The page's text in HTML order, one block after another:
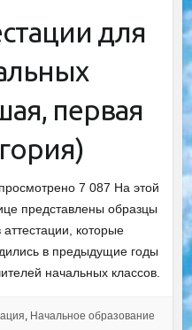
для
первая
7 087 На этой
представлены образцы
аттестации, которые
в предыдущие годы
начальных классов.
, Начальное образование